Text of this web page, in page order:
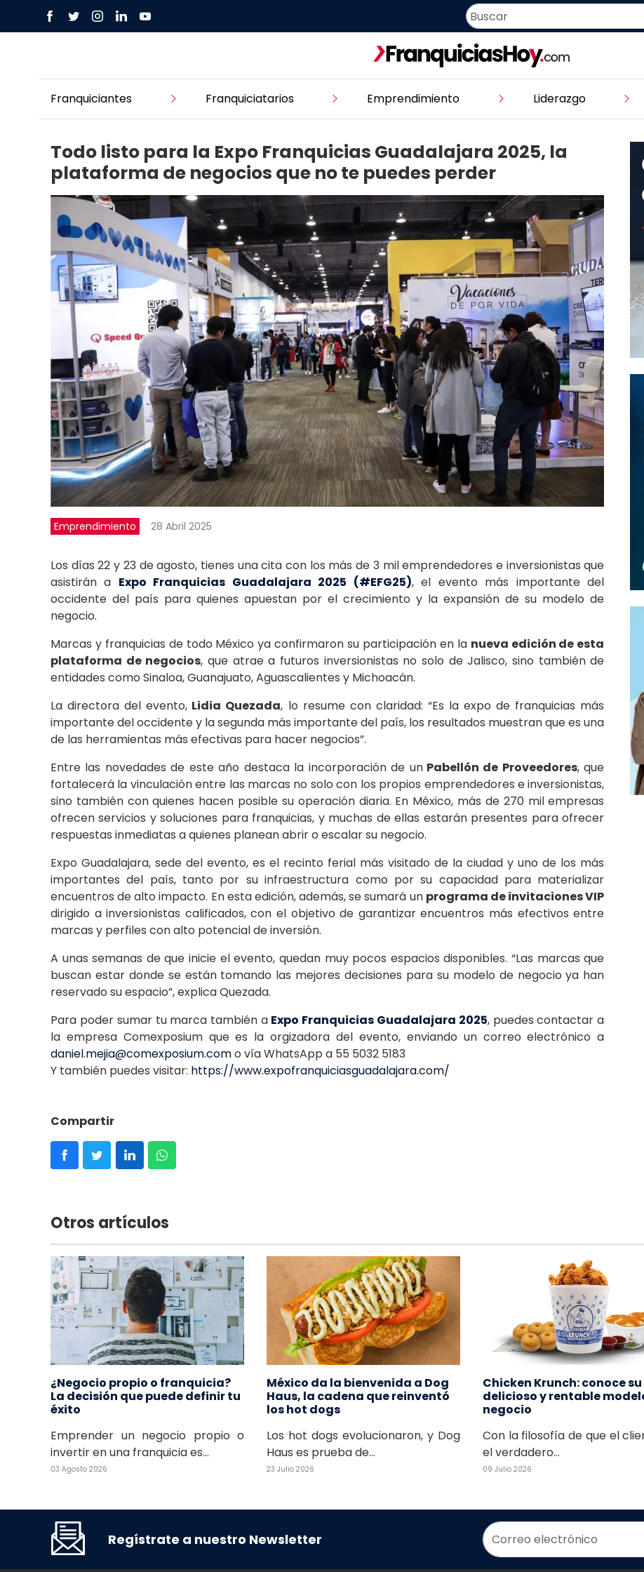
Franquiciantes Franquiciatarios Emprendimiento Liderazgo
Todo listo para la Expo Franquicias Guadalajara 2025, la
plataforma de negocios que no te puedes perder
Emprendimiento 28 Abril 2025
Los días 22 y 23 de agosto, tienes una cita con los más de 3 mil emprendedores e inversionistas que
asistirán a Expo Franquicias Guadalajara 2025 (#EFG25), el evento más importante del
occidente del país para quienes apuestan por el crecimiento y la expansión de su modelo de
negocio.
Marcas y franquicias de todo México ya confirmaron su participación en la nueva edición de esta
plataforma de negocios, que atrae a futuros inversionistas no solo de Jalisco, sino también de
entidades como Sinaloa, Guanajuato, Aguascalientes y Michoacán.
La directora del evento, Lidia Quezada, lo resume con claridad: “Es la expo de franquicias más
importante del occidente y la segunda más importante del país, los resultados muestran que es una
de las herramientas más efectivas para hacer negocios”.
Entre las novedades de este año destaca la incorporación de unPabellón de Proveedores, que
fortalecerá la vinculación entre las marcas no solo con los propios emprendedores e inversionistas,
sino también con quienes hacen posible su operación diaria. En México, más de 270 mil empresas
ofrecen servicios y soluciones para franquicias, y muchas de ellas estarán presentes para ofrecer
respuestas inmediatas a quienes planean abrir o escalar su negocio.
Expo Guadalajara, sede del evento, es el recinto ferial más visitado de la ciudad y uno de los más
importantes del país, tanto por su infraestructura como por su capacidad para materializar
encuentros de alto impacto. En esta edición, además, se sumará un programa de invitaciones VIP
dirigido a inversionistas calificados, con el objetivo de garantizar encuentros más efectivos entre
marcas y perfiles con alto potencial de inversión.
A unas semanas de que inicie el evento, quedan muy pocos espacios disponibles. “Las marcas que
buscan estar donde se están tomando las mejores decisiones para su modelo de negocio ya han
reservado su espacio”, explica Quezada.
Para poder sumar tu marca también a Expo Franquicias Guadalajara 2025, puedes contactar a
la empresa Comexposium que es la orgizadora del evento, enviando un correo electrónico a
daniel.mejia@comexposium.como vía WhatsApp a 55 5032 5183
Y también puedes visitar: https://www.expofranquiciasguadalajara.com/
Compartir
Otros artículos
¿Negocio propio o franquicia?
La decisión que puede definir tu
éxito
Emprender un negocio propio o
invertir en una franquicia es...
03 Agosto 2026
México da la bienvenida a Dog
Haus, la cadena que reinventó
los hot dogs
Los hot dogs evolucionaron, y Dog
Haus es prueba de...
23 Julio 2026
Chicken Krunch: conoce su
delicioso y rentable
negocio
Con la filosofía de que el
el verdadero...
09 Julio 2026
Regístrate a nuestro Newsletter